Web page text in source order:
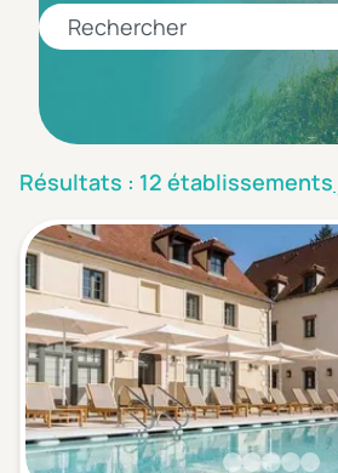
Rechercher
5 étoiles *****
Note de nos clients
D'après notre partenaire Avis-Vérifiés
Parfait: 4.5+
Excellent: 4+
Très bien: 3.5+
Résultats : 12 établissements